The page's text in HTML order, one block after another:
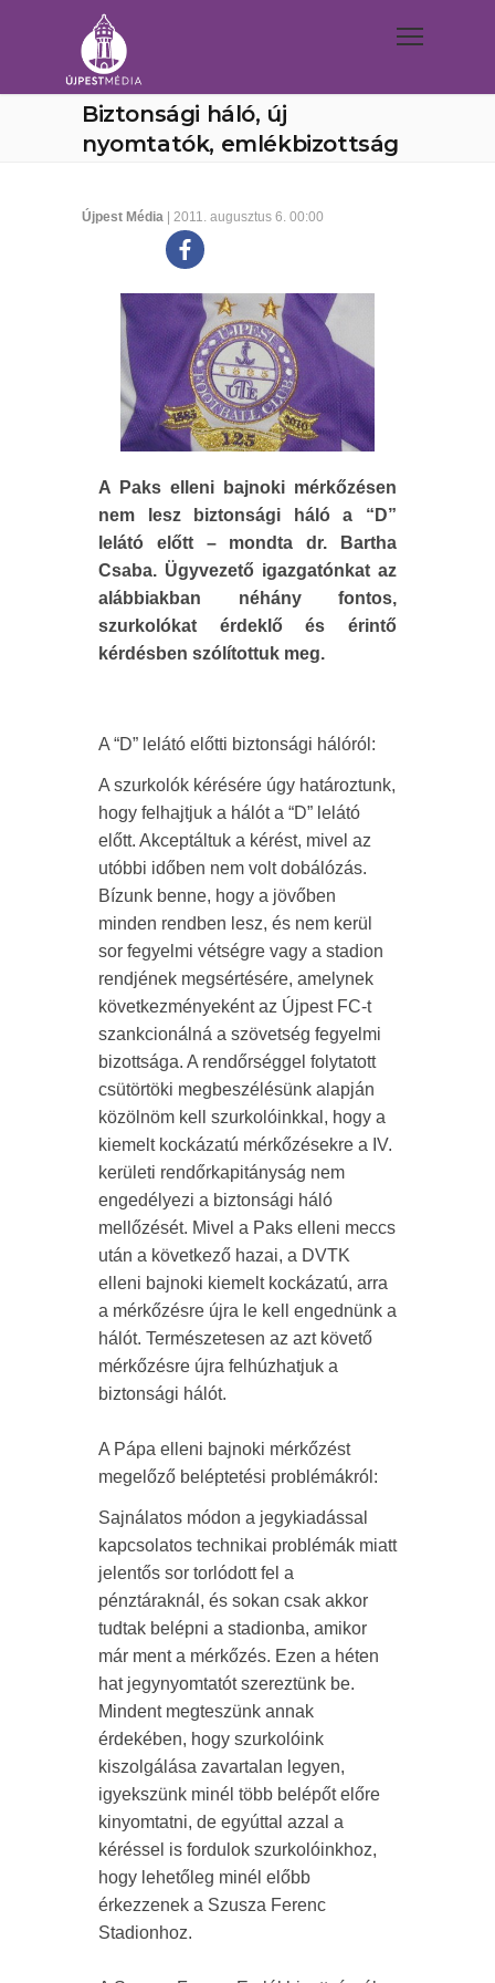
Biztonsági háló, új
nyomtatók, emlékbizottság
Újpest Média | 2011. augusztus 6. 00:00
A Paks elleni bajnoki mérkőzésen
nem lesz biztonsági háló a “D”
lelátó előtt – mondta dr. Bartha
Csaba. Ügyvezető igazgatónkat az
alábbiakban néhány fontos,
szurkolókat érdeklő és érintő
kérdésben szólítottuk meg.
A “D” lelátó előtti biztonsági hálóról:
A szurkolók kérésére úgy határoztunk,
hogy felhajtjuk a hálót a “D” lelátó
előtt. Akceptáltuk a kérést, mivel az
utóbbi időben nem volt dobálózás.
Bízunk benne, hogy a jövőben
minden rendben lesz, és nem kerül
sor fegyelmi vétségre vagy a stadion
rendjének megsértésére, amelynek
következményeként az Újpest FC-t
szankcionálná a szövetség fegyelmi
bizottsága. A rendőrséggel folytatott
csütörtöki megbeszélésünk alapján
közölnöm kell szurkolóinkkal, hogy a
kiemelt kockázatú mérkőzésekre a IV.
kerületi rendőrkapitányság nem
engedélyezi a biztonsági háló
mellőzését. Mivel a Paks elleni meccs
után a következő hazai, a DVTK
elleni bajnoki kiemelt kockázatú, arra
a mérkőzésre újra le kell engednünk a
hálót. Természetesen az azt követő
mérkőzésre újra felhúzhatjuk a
biztonsági hálót.
A Pápa elleni bajnoki mérkőzést
megelőző beléptetési problémákról:
Sajnálatos módon a jegykiadással
kapcsolatos technikai problémák miatt
jelentős sor torlódott fel a
pénztáraknál, és sokan csak akkor
tudtak belépni a stadionba, amikor
már ment a mérkőzés. Ezen a héten
hat jegynyomtatót szereztünk be.
Mindent megteszünk annak
érdekében, hogy szurkolóink
kiszolgálása zavartalan legyen,
igyekszünk minél több belépőt előre
kinyomtatni, de egyúttal azzal a
kéréssel is fordulok szurkolóinkhoz,
hogy lehetőleg minél előbb
érkezzenek a Szusza Ferenc
Stadionhoz.